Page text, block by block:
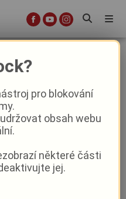
Oční
v
pro blokování
obsah webu
některé části
jej.